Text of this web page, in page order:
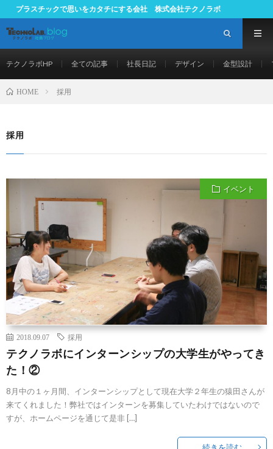
スチックで思いをカタチにする会社 株式会社テクノラボ
テクノラボHP 全ての記事 社長日記 デザイン 金型設計
HOME 採用
採用
イベント
2018.09.07 採用
テクノラボにインターンシップの大学生がやってき
た！②
8月中の１ヶ月間、インターンシップとして現在大学２年生の猿田さんが
来てくれました！弊社ではインターンを募集していたわけではないので
すが、ホームページを通じて是非 […]
続きを読む